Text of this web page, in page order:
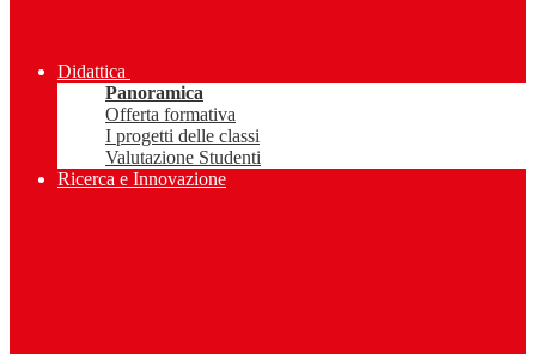
Didattica
Panoramica
Offerta formativa
I progetti delle classi
Valutazione Studenti
Ricerca e Innovazione